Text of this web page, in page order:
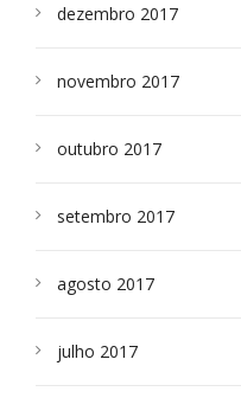
dezembro 2017
novembro 2017
outubro 2017
setembro 2017
agosto 2017
julho 2017